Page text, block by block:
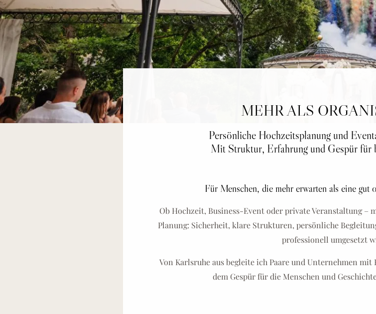
MEHR ALS
Persönliche Hochzeitsplanung und
Mit Struktur, Erfahrung und Gespür für
Für Menschen, die mehr erwarten als eine gut
Ob Hochzeit, Business-Event oder private Veranstaltung –
Planung: Sicherheit, klare Strukturen, persönliche
professionell umgesetzt
Von Karlsruhe aus begleite ich Paare und Unternehmen
dem Gespür für die Menschen und